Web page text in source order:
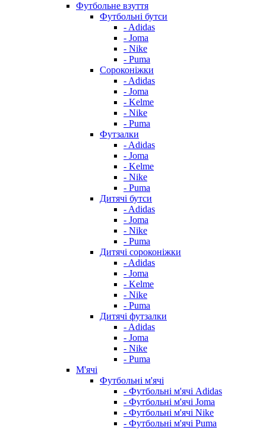
Футбольне взуття
Футбольні бутси
- Adidas
- Joma
- Nike
- Puma
Сороконіжки
- Adidas
- Joma
- Kelme
- Nike
- Puma
Футзалки
- Adidas
- Joma
- Kelme
- Nike
- Puma
Дитячі бутси
- Adidas
- Joma
- Nike
- Puma
Дитячі сороконіжки
- Adidas
- Joma
- Kelme
- Nike
- Puma
Дитячі футзалки
- Adidas
- Joma
- Nike
- Puma
М'ячі
Футбольні м'ячі
- Футбольні м'ячі Adidas
- Футбольні м'ячі Joma
- Футбольні м'ячі Nike
- Футбольні м'ячі Puma